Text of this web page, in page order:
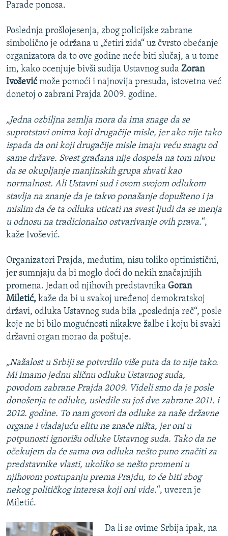
Parade ponosa.
Poslednja prošlojesenja, zbog policijske zabrane
simbolično je održana u „četiri zida“ uz čvrsto obećanje
organizatora da to ove godine neće biti slučaj, a u tome
im, kako ocenjuje bivši sudija Ustavnog suda Zoran
Ivoševićmože pomoći i najnovija presuda, istovetna već
donetoj o zabrani Prajda 2009. godine.
„Jedna ozbiljna zemlja mora da ima snage da se
suprotstavi onima koji drugačije misle, jer ako nije tako
ispada da oni koji drugačije misle imaju veću snagu od
same države. Svest građana nije dospela na tom nivou
da se okupljanje manjinskih grupa shvati kao
normalnost. Ali Ustavni sud i ovom svojom odlukom
stavlja na znanje da je takvo ponašanje dopušteno i ja
mislim da će ta odluka uticati na svest ljudi da se menja
u odnosu na tradicionalno ostvarivanje ovih prava.“,
kaže Ivošević.
Organizatori Prajda, međutim, nisu toliko optimistični,
jer sumnjaju da bi moglo doći do nekih značajnijih
promena. Jedan od njihovih predstavnika Goran
Miletić, kaže da bi u svakoj uređenoj demokratskoj
državi, odluka Ustavnog suda bila „poslednja reč“, posle
koje ne bi bilo mogućnosti nikakve žalbe i koju bi svaki
državni organ morao da poštuje.
„Nažalost u Srbiji se potvrdilo više puta da to nije tako.
Mi imamo jednu sličnu odluku Ustavnog suda,
povodom zabrane Prajda 2009. Videli smo da je posle
donošenja te odluke, usledile su još dve zabrane 2011. i
2012. godine. To nam govori da odluke za naše državne
organe i vladajuću elitu ne znače ništa, jer oni u
potpunosti ignorišu odluke Ustavnog suda. Tako da ne
očekujem da će sama ova odluka nešto puno značiti za
predstavnike vlasti, ukoliko se nešto promeni u
njihovom postupanju prema Prajdu, to će biti zbog
nekog političkog interesa koji oni vide.“, uveren je
Miletić.
Da li se ovime Srbija ipak, na